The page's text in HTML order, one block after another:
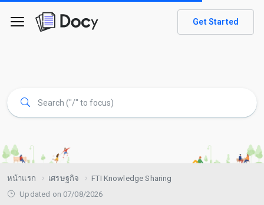
Get Started
หน้าแรก เศรษฐกิจ
FTI Knowledge Sharing
Updated on 07/08/2026